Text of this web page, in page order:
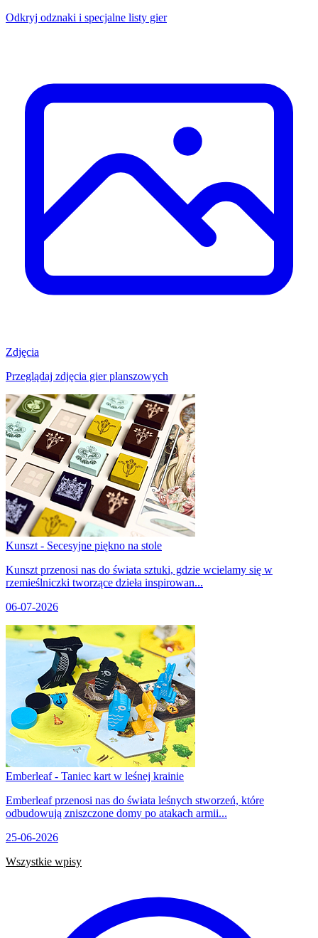
Odkryj odznaki i specjalne listy gier
Zdjęcia
Przeglądaj zdjęcia gier planszowych
Kunszt - Secesyjne piękno na stole
Kunszt przenosi nas do świata sztuki, gdzie wcielamy się w
rzemieślniczki tworzące dzieła inspirowan...
06-07-2026
Emberleaf - Taniec kart w leśnej krainie
Emberleaf przenosi nas do świata leśnych stworzeń, które
odbudowują zniszczone domy po atakach armii...
25-06-2026
Wszystkie wpisy